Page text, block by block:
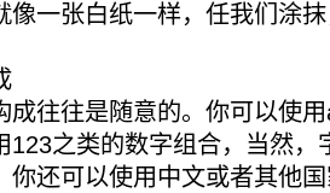
像一张白纸一样，任我们涂
往往是随意的。你可以使用
123之类的数字组合，当然，
你还可以使用中文或者其他